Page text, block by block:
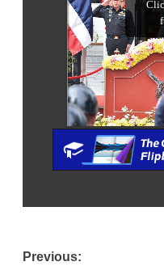
Post
Previous: